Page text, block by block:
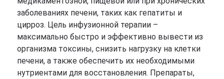
заболеваниях печени, таких как гепатиты и
цирроз. Цель инфузионной терапии –
максимально быстро и эффективно вывести из
организма токсины, снизить нагрузку на клетки
печени, а также обеспечить их необходимыми
нутриентами для восстановления. Препараты,